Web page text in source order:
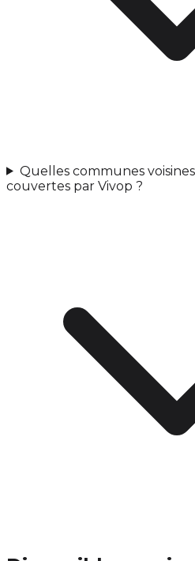
Quelles communes
couvertes par Vivop ?